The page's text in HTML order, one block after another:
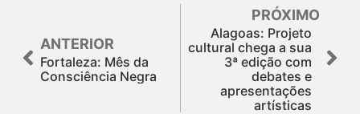
ANTERIOR
Fortaleza: Mês da
Consciência Negra
PRÓXIMO
Alagoas: Projeto
cultural chega a sua
3ª edição com
debates e
apresentações
artísticas